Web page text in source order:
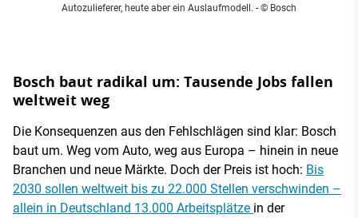
Autozulieferer, heute aber ein Auslaufmodell. - © Bosch
Bosch baut radikal um: Tausende Jobs fallen
weltweit weg
Die Konsequenzen aus den Fehlschlägen sind klar: Bosch
baut um. Weg vom Auto, weg aus Europa – hinein in neue
Branchen und neue Märkte. Doch der Preis ist hoch: Bis
2030 sollen weltweit bis zu 22.000 Stellen verschwinden –
allein in Deutschland 13.000 Arbeitsplätze in der